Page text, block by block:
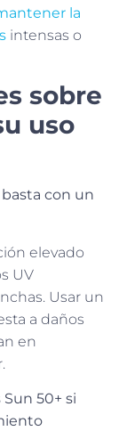
la
intensas o
sobre
uso
con un
elevado
UV
Usar un
a daños
en
50+ si